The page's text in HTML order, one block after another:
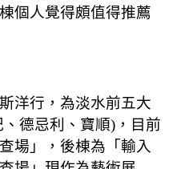
個人覺得頗值得推薦
洋行，為淡水前五大
德忌利、寶順)，目前
場」，後棟為「輸入